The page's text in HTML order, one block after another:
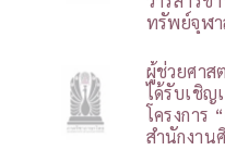
ทรัพย์จุฬ
ผู้ช่วยศาส
ได้รับเชิญ
โครงการ
สำนักงาน